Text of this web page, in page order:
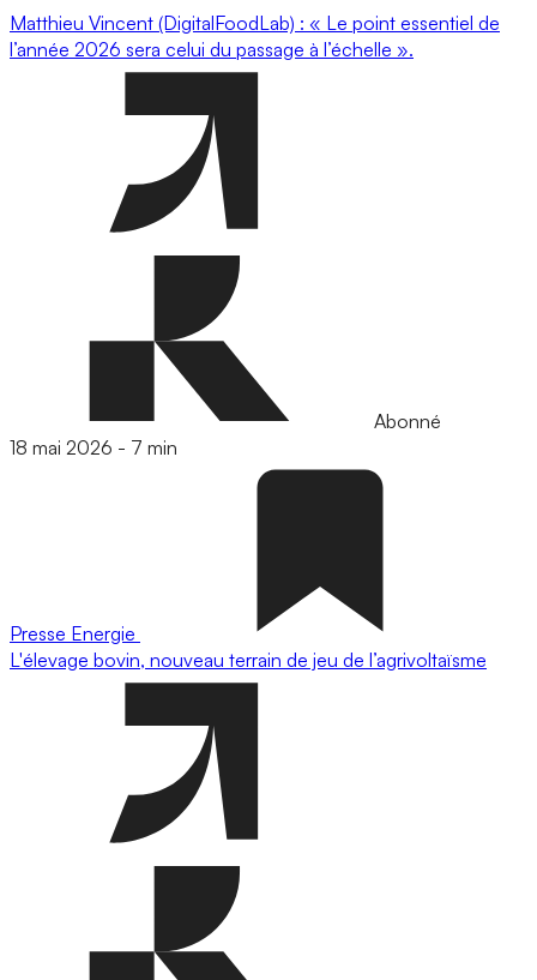
Matthieu Vincent (DigitalFoodLab) : « Le point essentiel de
l’année 2026 sera celui du passage à l’échelle ».
Abonné
18 mai 2026 - 7 min
Presse Energie
L'élevage bovin, nouveau terrain de jeu de l’agrivoltaïsme